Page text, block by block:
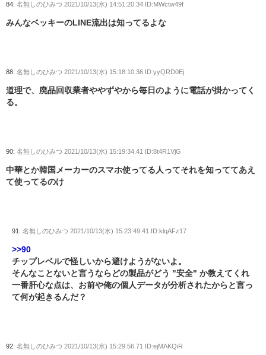
84: 名無しのひみつ 2021/10/13(水) 14:51:20.34 ID:MWctw49f
みんなベッキーのLINE流出は知ってるよな
88: 名無しのひみつ 2021/10/13(水) 15:18:10.36 ID:yyQRD0Ej
道理で、廃品回収業者ややずやから毎日のように電話が掛かってく
る。
90: 名無しのひみつ 2021/10/13(水) 15:19:34.41 ID:8t4R1VjG
中華とか韓国メーカーのスマホ使ってる人ってそれを知っててあえ
て使ってるのけ
91: 名無しのひみつ 2021/10/13(水) 15:23:49.41 ID:klqAFz17
>>90
チップレベルで怪しいから避けようがないよ。
そんなことないと言うならどの製品がどう "安全" か教えてくれ
一番肝心な点は、お前や俺の個人データが分析されたからと言っ
て何が起きるんだ？
92: 名無しのひみつ 2021/10/13(水) 15:29:56.71 ID:ejMAKQiR